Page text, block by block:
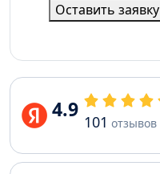
Оставить заявку
4.9 101 отзывов